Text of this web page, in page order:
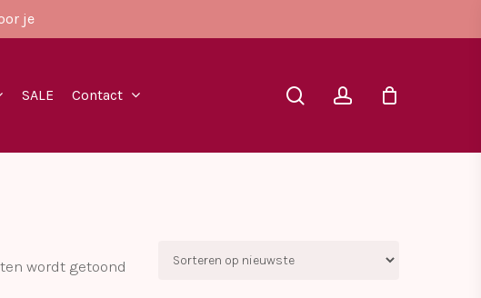
je
SALE Contact searchaccount
wordt getoond Gesorteerd